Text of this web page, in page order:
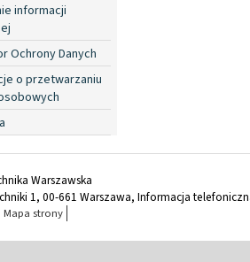
informacji
Ochrony Danych
o przetwarzaniu
Warszawska
1, 00-661 Warszawa, Informacja
Mapa strony